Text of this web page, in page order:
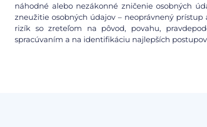
náhodné alebo nezákonné zničenie osobných
zneužitie osobných údajov – neoprávnený
rizík so zreteľom na pôvod, povahu,
spracúvaním a na identifikáciu najlepších